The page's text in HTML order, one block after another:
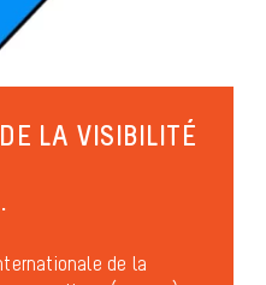
LA VISIBILITÉ
de la